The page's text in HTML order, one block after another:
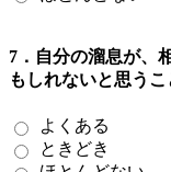
7．自分の溜息が、
もしれないと思う
よくある
ときどき